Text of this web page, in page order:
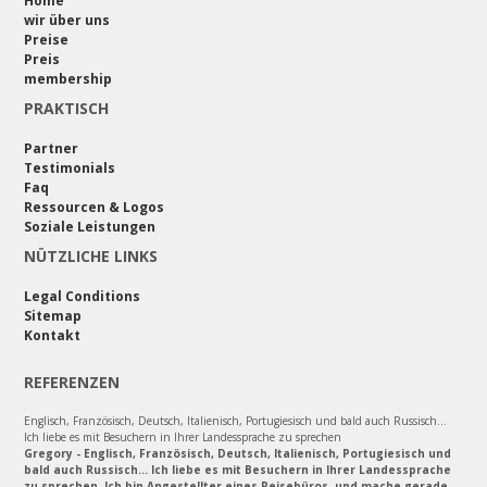
wir über uns
Preise
Preis
membership
PRAKTISCH
Partner
Testimonials
Faq
Ressourcen & Logos
Soziale Leistungen
NÜTZLICHE LINKS
Legal Conditions
Sitemap
Kontakt
REFERENZEN
Englisch, Französisch, Deutsch, Italienisch, Portugiesisch und bald auch Russisch...
Ich liebe es mit Besuchern in Ihrer Landessprache zu sprechen
Gregory - Englisch, Französisch, Deutsch, Italienisch, Portugiesisch und
bald auch Russisch... Ich liebe es mit Besuchern in Ihrer Landessprache